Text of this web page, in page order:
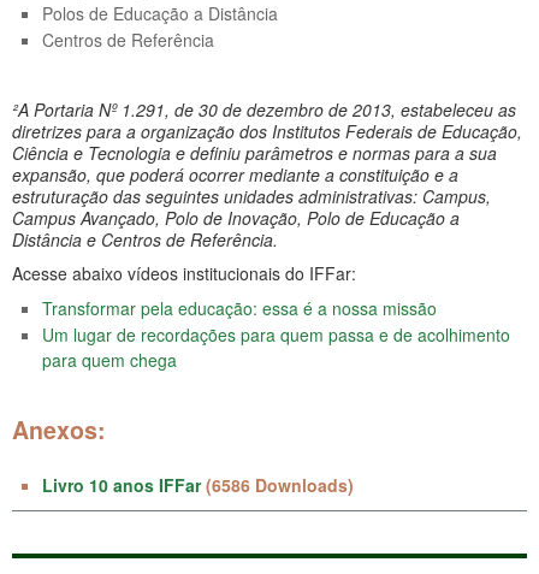
Polos de Educação a Distância
Centros de Referência
²A Portaria Nº 1.291, de 30 de dezembro de 2013, estabeleceu as
diretrizes para a organização dos Institutos Federais de Educação,
Ciência e Tecnologia e definiu parâmetros e normas para a sua
expansão, que poderá ocorrer mediante a constituição e a
estruturação das seguintes unidades administrativas: Campus,
Campus Avançado, Polo de Inovação, Polo de Educação a
Distância e Centros de Referência.
Acesse abaixo vídeos institucionais do IFFar:
Transformar pela educação: essa é a nossa missão
Um lugar de recordações para quem passa e de acolhimento
para quem chega
Anexos:
Livro 10 anos IFFar (6586 Downloads)